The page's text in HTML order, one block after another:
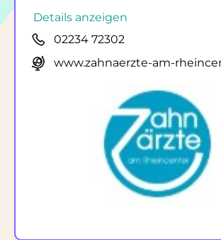
Details anzeigen
02234 72302
www.zahnaerzte-am-